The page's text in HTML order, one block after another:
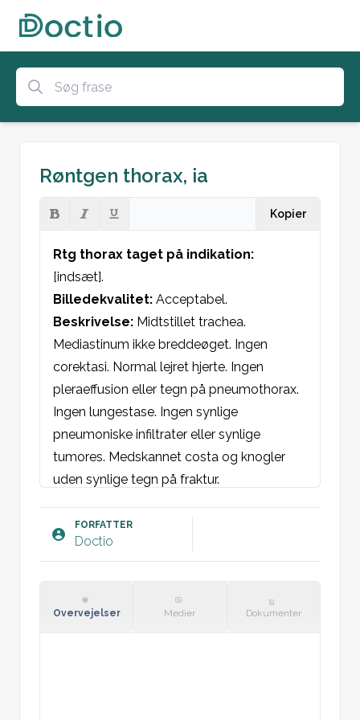
Røntgen thorax, ia
Kopier
Rtg thorax taget på indikation:
[indsæt].
Billedekvalitet: Acceptabel.
Beskrivelse: Midtstillet trachea.
Mediastinum ikke breddeøget. Ingen
corektasi. Normal lejret hjerte. Ingen
pleraeffusion eller tegn på pneumothorax.
Ingen lungestase. Ingen synlige
pneumoniske infiltrater eller synlige
tumores. Medskannet costa og knogler
uden synlige tegn på fraktur.
FORFATTER
Doctio
Overvejelser Medier Dokumenter